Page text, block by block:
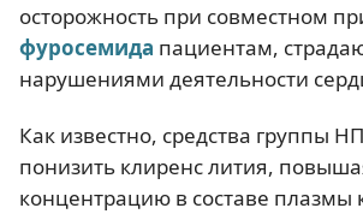
осторожность при совместном
фуросемида пациентам,
нарушениями деятельности
Как известно, средства группы
понизить клиренс лития,
концентрацию в составе плазмы